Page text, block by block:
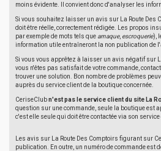
moins évidente. Il convient donc d'analyser les
Si vous souhaitez laisser un avis sur La Route Des
doit être réelle, correctement rédigée. Les propos
par exemple de mots tels que arnaque, escroquerie),
information utile entraîneront la non publication de
Si vous vous apprêtez à laisser un avis négatif sur
vous n'êtes pas satisfait de votre commande,
trouver une solution. Bon nombre de problèmes
auprès du service client de la boutique concernée.
CeriseClubn'est pas le service client du site La
question sur une commande, seule la boutique est
c'est elle seule qui doit être contactée via son service
Les avis sur La Route Des Comptoirs figurant sur
publication. En outre, un numéro de commande est